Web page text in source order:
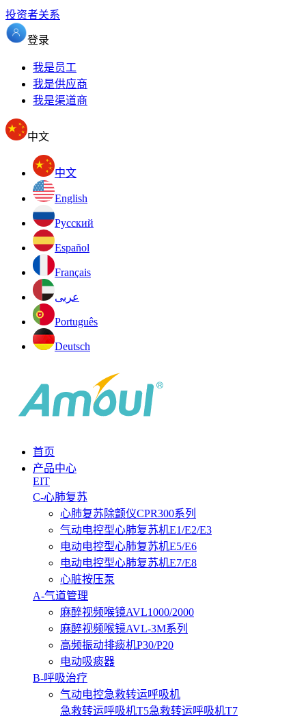
投资者关系
登录
我是员工
我是供应商
我是渠道商
中文
中文
English
Pусский
Español
Français
عربى
Português
Deutsch
首页
产品中心
EIT
C-心肺复苏
心肺复苏除颤仪CPR300系列
气动电控型心肺复苏机E1/E2/E3
电动电控型心肺复苏机E5/E6
电动电控型心肺复苏机E7/E8
心脏按压泵
A-气道管理
麻醉视频喉镜AVL1000/2000
麻醉视频喉镜AVL-3M系列
高频振动排痰机P30/P20
电动吸痰器
B-呼吸治疗
气动电控急救转运呼吸机
急救转运呼吸机T5急救转运呼吸机T7